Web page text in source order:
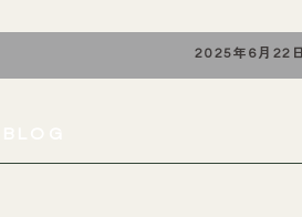
2025年6月22日